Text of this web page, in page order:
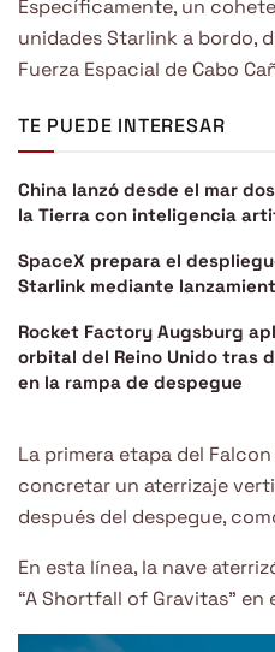
Específicamente, un
unidades Starlink a bordo,
Fuerza Espacial de Cabo
TE PUEDE INTERESAR
China lanzó desde el mar
la Tierra con inteligencia
SpaceX prepara el
Starlink mediante
Rocket Factory Augsburg
orbital del Reino Unido tras
en la rampa de despegue
La primera etapa del
concretar un aterrizaje
después del despegue,
En esta línea, la nave
“A Shortfall of Gravitas”